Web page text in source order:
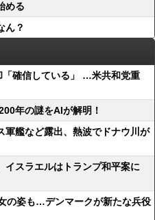
める
ん？
「確信している」 …米共和党重
年の謎をAIが解明！
軍艦など露出、熱波でドナウ川が
イスラエルはトランプ和平案に
の姿も…デンマークが新たな兵役